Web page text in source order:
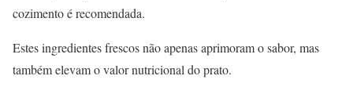
cozimento é recomendada.
Estes ingredientes frescos não apenas aprimoram o sabor, mas
também elevam o valor nutricional do prato.